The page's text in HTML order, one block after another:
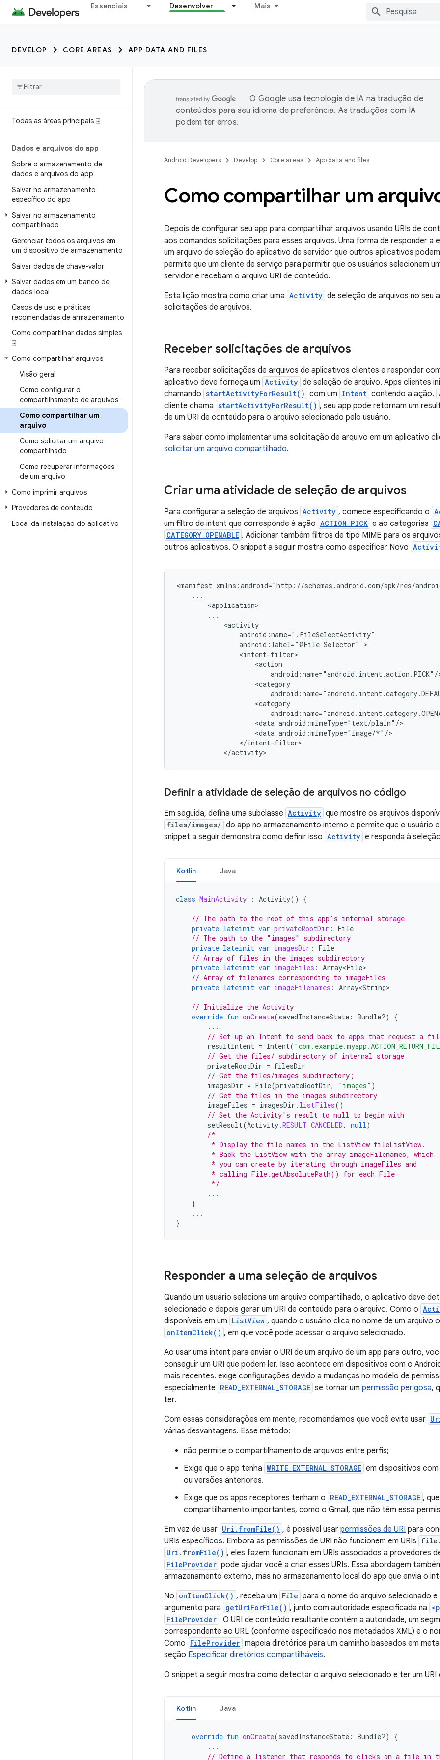
Essenciais Desenvolver Mais
DEVELOP CORE AREAS APP DATA AND FILES
Todas as áreas principais ⍈
Dados e arquivos do app
Sobre o armazenamento de
dados e arquivos do app
Salvar no armazenamento
específico do app
Salvar no armazenamento
compartilhado
Gerenciar todos os arquivos em
um dispositivo de armazenamento
Salvar dados de chave-valor
Salvar dados em um banco de
dados local
Casos de uso e práticas
recomendadas de armazenamento
Como compartilhar dados simples
⍈
Como compartilhar arquivos
Visão geral
Como configurar o
compartilhamento de arquivos
Como compartilhar um
arquivo
Como solicitar um arquivo
compartilhado
Como recuperar informações
de um arquivo
Como imprimir arquivos
Provedores de conteúdo
Local da instalação do aplicativo
O Google usa tecnologia de IA na tradução de
conteúdos para seu idioma de preferência. As traduções com IA
podem ter erros.
Android Developers Develop Core areas App data and files
Como compartilhar um
Depois de configurar seu app para compartilhar arquivos usando URIs de
aos comandos solicitações para esses arquivos. Uma forma de responder a
um arquivo de seleção do aplicativo de servidor que outros aplicativos
permite que um cliente de serviço para permitir que os usuários selecionem
servidor e recebam o arquivo URI de conteúdo.
Esta lição mostra como criar uma Activity de seleção de arquivos no seu
solicitações de arquivos.
Receber solicitações de arquivos
Para receber solicitações de arquivos de aplicativos clientes e responder
aplicativo deve forneça um Activity de seleção de arquivo. Apps clientes
chamando startActivityForResult() com um Intent contendo a ação.
cliente chama startActivityForResult() , seu app pode retornam um
de um URI de conteúdo para o arquivo selecionado pelo usuário.
Para saber como implementar uma solicitação de arquivo em um aplicativo
solicitar um arquivo compartilhado.
Criar uma atividade de seleção de arquivos
Para configurar a seleção de arquivos Activity , comece especificando o
um filtro de intent que corresponde à ação ACTION_PICK e ao categorias
CATEGORY_OPENABLE . Adicionar também filtros de tipo MIME para os
outros aplicativos. O snippet a seguir mostra como especificar Novo
<manifest
android:label="@File Selector"
<data
<data
</activity>
Definir a atividade de seleção de arquivos no código
Em seguida, defina uma subclasse Activity que mostre os arquivos
files/images/ do app no armazenamento interno e permite que o usuário
snippet a seguir demonstra como definir isso Activity e responda à
Kotlin Java
class MainActivity : Activity() {
// The path to the root of this app's internal storage
private lateinit var privateRootDir :
File
// The path to the "images" subdirectory
private lateinit var imagesDir :
File
// Array of files in the images subdirectory
private lateinit var imageFiles : Array<File>
// Array of filenames corresponding to imageFiles
private lateinit var imageFilenames : Array<String>
// Initialize the Activity
override fun onCreate(savedInstanceState : Bundle?)
{
...
// Set up an Intent to send back to apps that request a
resultIntent = Intent(
// Get the files/ subdirectory of internal storage
privateRootDir = filesDir
// Get the files/images subdirectory;
imagesDir = File(privateRootDir, "images" )
// Get the files in the images subdirectory
imageFiles = imagesDir . listFiles()
// Set the Activity's result to null to begin with
setResult(Activity.RESULT_CANCELED, null)
/*
         * Display the file names in the ListView fileListView.
         * Back the ListView with the array imageFilenames, which
         * you can create by iterating through imageFiles and
         * calling File.getAbsolutePath() for each File
         */
...
}
...
}
Responder a uma seleção de arquivos
Quando um usuário seleciona um arquivo compartilhado, o aplicativo deve
selecionado e depois gerar um URI de conteúdo para o arquivo. Como o
disponíveis em um ListView , quando o usuário clica no nome de um
onItemClick() , em que você pode acessar o arquivo selecionado.
Ao usar uma intent para enviar o URI de um arquivo de um app para outro,
conseguir um URI que podem ler. Isso acontece em dispositivos com o
mais recentes. exige configurações devido a mudanças no modelo de
especialmente READ_EXTERNAL_STORAGE se tornar um permissão perigosa,
ter.
Com essas considerações em mente, recomendamos que você evite usar
várias desvantagens. Esse método:
não permite o compartilhamento de arquivos entre perfis;
Exige que o app tenha WRITE_EXTERNAL_STORAGE em dispositivos com
ou versões anteriores.
Exige que os apps receptores tenham o READ_EXTERNAL_STORAGE ,
compartilhamento importantes, como o Gmail, que não têm essa
Em vez de usar Uri.fromFile() , é possível usar permissões de URI para
URIs específicos. Embora as permissões de URI não funcionem em URIs
Uri.fromFile() , eles fazem funcionam em URIs associados a provedores
FileProvider pode ajudar você a criar esses URIs. Essa abordagem
armazenamento externo, mas no armazenamento local do app que envia o
No onItemClick() , receba um File para o nome do arquivo selecionado
argumento para getUriForFile() , junto com autoridade especificada na
FileProvider . O URI de conteúdo resultante contém a autoridade, um
correspondente ao URL (conforme especificado nos metadados XML) e o
Como FileProvider mapeia diretórios para um caminho baseados em
seção Especificar diretórios compartilháveis.
O snippet a seguir mostra como detectar o arquivo selecionado e ter um URI
Kotlin Java
override fun onCreate(savedInstanceState : Bundle?)
{
...
// Define a listener that responds to clicks on a file in